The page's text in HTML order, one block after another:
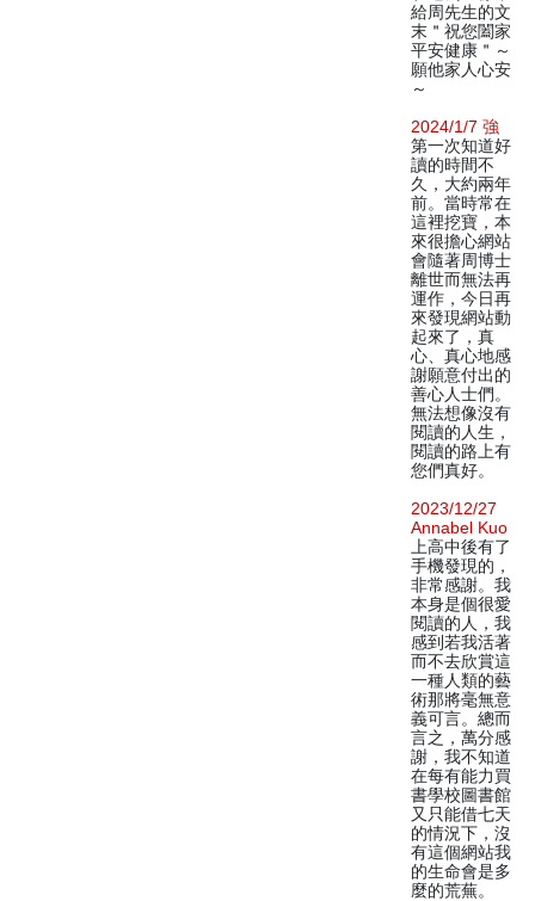
給周先生的文
末＂祝您闔家
平安健康＂～
願他家人心安
～
2024/1/7 強
第一次知道好
讀的時間不
久，大約兩年
前。當時常在
這裡挖寶，本
來很擔心網站
會隨著周博士
離世而無法再
運作，今日再
來發現網站動
起來了，真
心、真心地感
謝願意付出的
善心人士們。
無法想像沒有
閱讀的人生，
閱讀的路上有
您們真好。
2023/12/27
Annabel Kuo
上高中後有了
手機發現的，
非常感謝。我
本身是個很愛
閱讀的人，我
感到若我活著
而不去欣賞這
一種人類的藝
術那將毫無意
義可言。總而
言之，萬分感
謝，我不知道
在每有能力買
書學校圖書館
又只能借七天
的情況下，沒
有這個網站我
的生命會是多
麼的荒蕪。